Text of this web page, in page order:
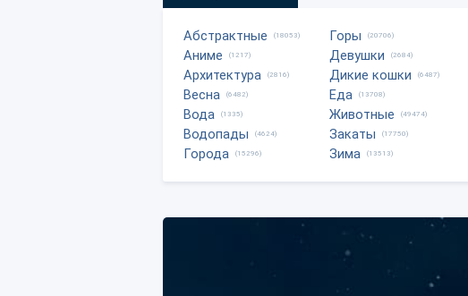
Абстрактные (18053)
Аниме (1217)
Архитектура (2816)
Весна (6482)
Вода (1335)
Водопады (4624)
Города (15296)
Горы (20706)
Девушки (2684)
Дикие кошки (6487)
Еда (13708)
Животные (49474)
Закаты (17750)
Зима (13513)